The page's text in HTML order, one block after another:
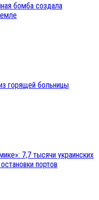
бомба создала
горящей больницы
7,7 тысячи украинских
портов